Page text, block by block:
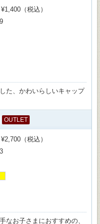
¥1,400（税込）
た、かわいらしいキャップ
OUTLET
¥2,700（税込）
なお子さまにおすすめの、